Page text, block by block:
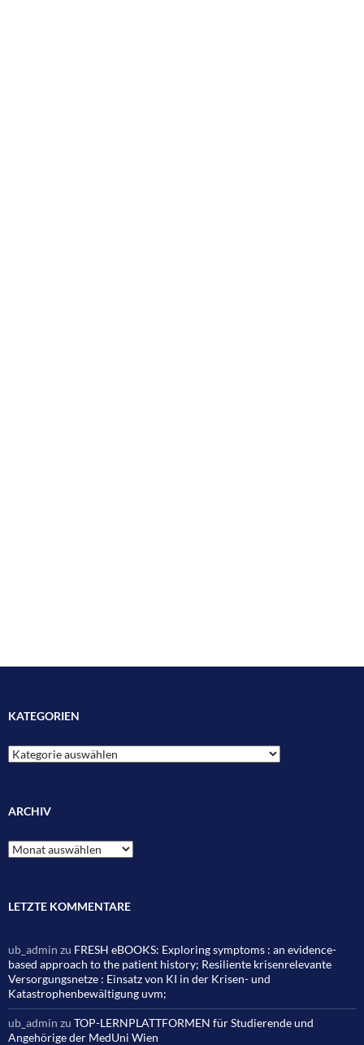
KATEGORIEN
Kategorien
ARCHIV
Archiv
LETZTE KOMMENTARE
ub_admin zu FRESH eBOOKS: Exploring symptoms : an evidence-
based approach to the patient history; Resiliente krisenrelevante
Versorgungsnetze : Einsatz von KI in der Krisen- und
Katastrophenbewältigung uvm;
ub_admin zu TOP-LERNPLATTFORMEN für Studierende und
Angehörige der MedUni Wien